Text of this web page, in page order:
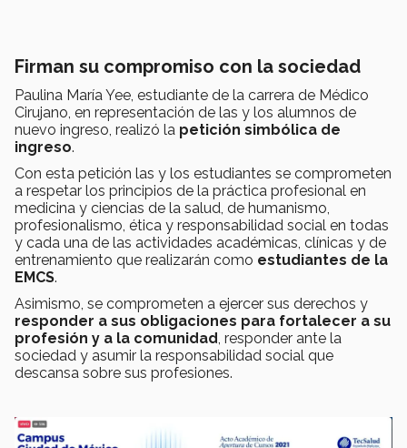
Firman su compromiso con la sociedad
Paulina María Yee, estudiante de la carrera de Médico
Cirujano, en representación de las y los alumnos de
nuevo ingreso, realizó la petición simbólica de
ingreso.
Con esta petición las y los estudiantes se comprometen
a respetar los principios de la práctica profesional en
medicina y ciencias de la salud, de humanismo,
profesionalismo, ética y responsabilidad social en todas
y cada una de las actividades académicas, clínicas y de
entrenamiento que realizarán como estudiantes de la
EMCS.
Asimismo, se comprometen a ejercer sus derechos y
responder a sus obligaciones para fortalecer a su
profesión y a la comunidad , responder ante la
sociedad y asumir la responsabilidad social que
descansa sobre sus profesiones.